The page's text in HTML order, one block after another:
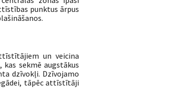
punktus ārpus
un veicina
sekmē augstākus
dzīvokļi. Dzīvojamo
tāpēc attīstītāji